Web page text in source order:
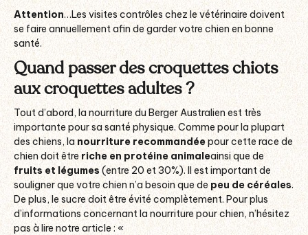
Attention…Les visites contrôles chez le vétérinaire doivent
se faire annuellement afin de garder votre chien en bonne
santé.
Quand passer des croquettes chiots
aux croquettes adultes ?
Tout d’abord, la nourriture du Berger Australien est très
importante pour sa santé physique. Comme pour la plupart
des chiens, la nourriture recommandéepour cette race de
chien doit êtreriche en protéine animaleainsi que de
fruits et légumes(entre 20 et 30%). Il est important de
souligner que votre chien n’a besoin que de peu de céréales.
De plus, le sucre doit être évité complètement. Pour plus
d’informations concernant la nourriture pour chien, n’hésitez
pas à lire notre article : «